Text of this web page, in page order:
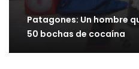
Patagones: Un hombre
50 bochas de cocaína